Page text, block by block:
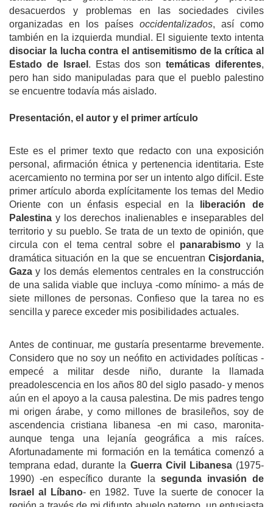
desacuerdos y problemas en las sociedades civiles
organizadas en los países occidentalizados, así como
también en la izquierda mundial. El siguiente texto intenta
disociar la lucha contra el antisemitismo de la crítica al
Estado de Israel . Estas dos sontemáticas diferentes,
pero han sido manipuladas para que el pueblo palestino
se encuentre todavía más aislado.
Presentación, el autor y el primer artículo
Este es el primer texto que redacto con una exposición
personal, afirmación étnica y pertenencia identitaria. Este
acercamiento no termina por ser un intento algo difícil. Este
primer artículo aborda explícitamente los temas del Medio
Oriente con un énfasis especial en la
liberación de
Palestina y los derechos inalienables e inseparables del
territorio y su pueblo. Se trata de un texto de opinión, que
circula con el tema central sobre el panarabismo y la
dramática situación en la que se encuentran Cisjordania,
Gaza y los demás elementos centrales en la construcción
de una salida viable que incluya -como mínimo- a más de
siete millones de personas. Confieso que la tarea no es
sencilla y parece exceder mis posibilidades actuales.
Antes de continuar, me gustaría presentarme brevemente.
Considero que no soy un neófito en actividades políticas -
empecé a militar desde niño, durante la llamada
preadolescencia en los años 80 del siglo pasado- y menos
aún en el apoyo a la causa palestina. De mis padres tengo
mi origen árabe, y como millones de brasileños, soy de
ascendencia cristiana libanesa -en mi caso, maronita-
aunque tenga una lejanía geográfica a mis raíces.
Afortunadamente mi formación en la temática comenzó a
temprana edad, durante la Guerra Civil Libanesa(1975-
1990) -en específico durante la segunda invasión de
Israel al Líbano- en 1982. Tuve la suerte de conocer la